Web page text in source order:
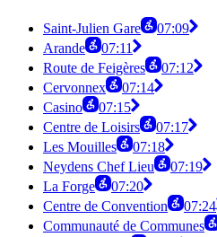
Saint-Julien Gare
07:09
Arande
07:11
Route de Feigères
07:12
Cervonnex
07:14
Casino
07:15
Centre de Loisirs
07:17
Les Mouilles
07:18
Neydens Chef Lieu
07:19
La Forge
07:20
Centre de Convention
07:24
Communauté de Communes